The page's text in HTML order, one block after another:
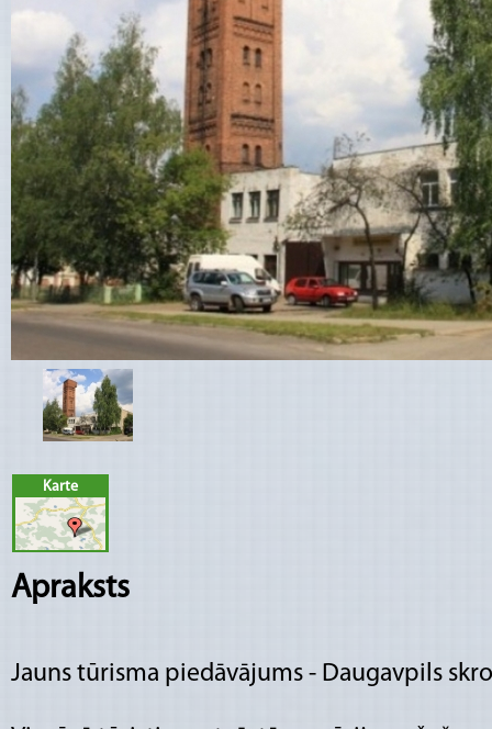
Karte
Apraksts
Jauns tūrisma piedāvājums - Daugavpils